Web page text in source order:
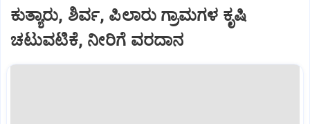
ಕುತ್ಯಾರು, ಶಿರ್ವ, ಪಿಲಾರು ಗ್ರಾಮಗಳ ಕೃಷಿ
ಚಟುವಟಿಕೆ, ನೀರಿಗೆ ವರದಾನ